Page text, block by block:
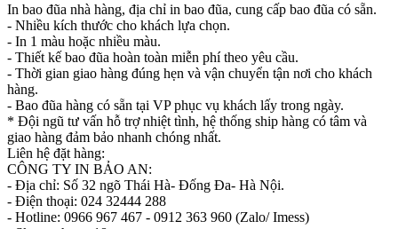
In bao đũa nhà hàng, địa chỉ in bao đũa, cung cấp bao đũa có sẵn.
- Nhiều kích thước cho khách lựa chọn.
- In 1 màu hoặc nhiều màu.
- Thiết kế bao đũa hoàn toàn miễn phí theo yêu cầu.
- Thời gian giao hàng đúng hẹn và vận chuyển tận nơi cho khách
hàng.
- Bao đũa hàng có sẵn tại VP phục vụ khách lấy trong ngày.
* Đội ngũ tư vấn hỗ trợ nhiệt tình, hệ thống ship hàng có tâm và
giao hàng đảm bảo nhanh chóng nhất.
Liên hệ đặt hàng:
CÔNG TY IN BẢO AN:
- Địa chỉ: Số 32 ngõ Thái Hà- Đống Đa- Hà Nội.
- Điện thoại: 024 32444 288
- Hotline: 0966 967 467 - 0912 363 960 (Zalo/ Imess)